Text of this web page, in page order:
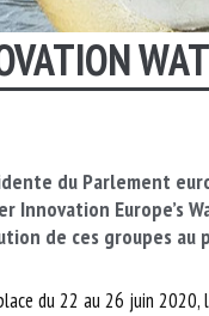
du Parlement
Innovation Europe’s
de ces groupes au
du 22 au 26 juin 2020, l